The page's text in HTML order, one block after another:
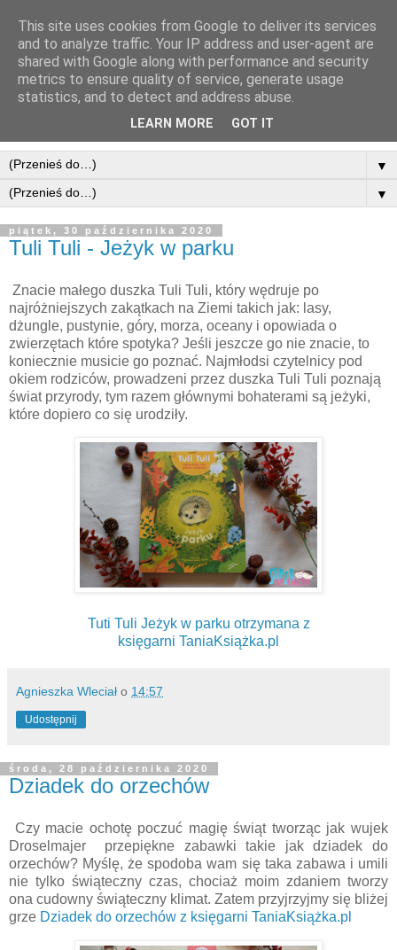
▼
▼
piątek, 30 października 2020
Tuli Tuli - Jeżyk w parku
Znacie małego duszka Tuli Tuli, który wędruje po
najróżniejszych zakątkach na Ziemi takich jak: lasy,
dżungle, pustynie, góry, morza, oceany i opowiada o
zwierzętach które spotyka? Jeśli jeszcze go nie znacie, to
koniecznie musicie go poznać. Najmłodsi czytelnicy pod
okiem rodziców, prowadzeni przez duszka Tuli Tuli poznają
świat przyrody, tym razem głównymi bohaterami są jeżyki,
które dopiero co się urodziły.
Tuti Tuli Jeżyk w parku otrzymana z
księgarni TaniaKsiążka.pl
Agnieszka Wleciał o 14:57
Udostępnij
środa, 28 października 2020
Dziadek do orzechów
Czy macie ochotę poczuć magię świąt tworząc jak wujek
Droselmajer przepiękne zabawki takie jak dziadek do
orzechów? Myślę, że spodoba wam się taka zabawa i umili
nie tylko świąteczny czas, chociaż moim zdaniem tworzy
ona cudowny świąteczny klimat. Zatem przyjrzyjmy się bliżej
grze Dziadek do orzechów z księgarni TaniaKsiążka.pl
This site uses cookies from Google to deliver its services
and to analyze traffic. Your IP address and user-agent are
shared with Google along with performance and security
metrics to ensure quality of service, generate usage
statistics, and to detect and address abuse.
LEARN MORE GOT IT